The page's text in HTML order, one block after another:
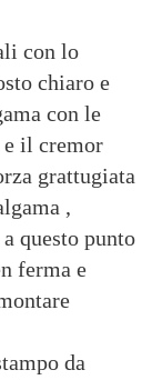
con lo
chiaro e
con le
il cremor
grattugiata
,
questo punto
ferma e
da